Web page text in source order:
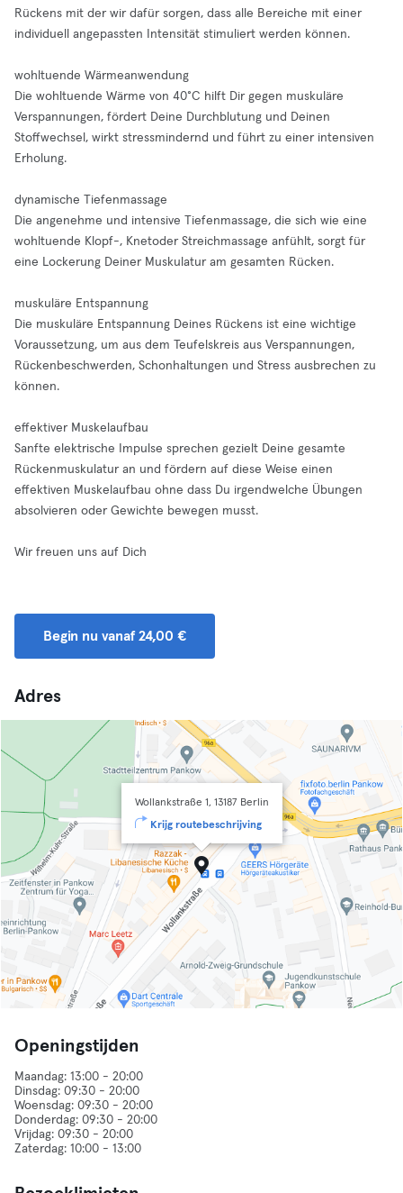
Rückens mit der wir dafür sorgen, dass alle Bereiche mit einer
individuell angepassten Intensität stimuliert werden können.
wohltuende Wärmeanwendung
Die wohltuende Wärme von 40°C hilft Dir gegen muskuläre
Verspannungen, fördert Deine Durchblutung und Deinen
Stoffwechsel, wirkt stressmindernd und führt zu einer intensiven
Erholung.
dynamische Tiefenmassage
Die angenehme und intensive Tiefenmassage, die sich wie eine
wohltuende Klopf-, Knetoder Streichmassage anfühlt, sorgt für
eine Lockerung Deiner Muskulatur am gesamten Rücken.
muskuläre Entspannung
Die muskuläre Entspannung Deines Rückens ist eine wichtige
Voraussetzung, um aus dem Teufelskreis aus Verspannungen,
Rückenbeschwerden, Schonhaltungen und Stress ausbrechen zu
können.
effektiver Muskelaufbau
Sanfte elektrische Impulse sprechen gezielt Deine gesamte
Rückenmuskulatur an und fördern auf diese Weise einen
effektiven Muskelaufbau ohne dass Du irgendwelche Übungen
absolvieren oder Gewichte bewegen musst.
Wir freuen uns auf Dich
Begin nu vanaf 24,00 €
Adres
Wollankstraße 1, 13187 Berlin
Krijg routebeschrijving
Openingstijden
Maandag: 13:00 - 20:00
Dinsdag: 09:30 - 20:00
Woensdag: 09:30 - 20:00
Donderdag: 09:30 - 20:00
Vrijdag: 09:30 - 20:00